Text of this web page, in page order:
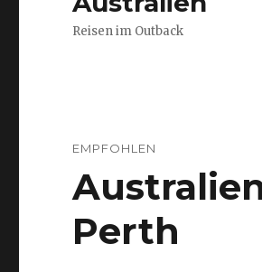
Reisen im Outback
EMPFOHLEN
Perth